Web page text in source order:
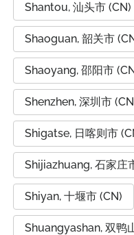
Shantou, 汕头市 (CN)
Shaoguan, 韶关市
Shaoyang, 邵阳市
Shenzhen, 深圳市
Shigatse, 日喀则市
Shijiazhuang, 石家庄
Shiyan, 十堰市 (CN)
Shuangyashan, 双鸭